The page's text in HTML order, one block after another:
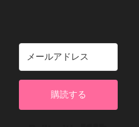
購読する